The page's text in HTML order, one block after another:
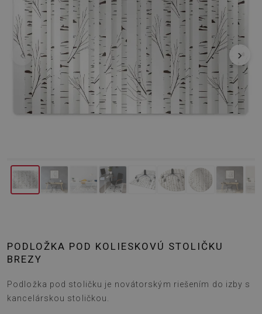
‹ ›
PODLOŽKA POD KOLIESKOVÚ STOLIČKU
BREZY
Podložka pod stoličku je novátorským riešením do izby s
kancelárskou stoličkou.